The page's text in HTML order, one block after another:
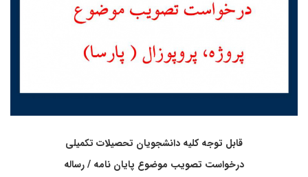
قابل توجه کلیه دانشجویان تحصیلات تکمیلی
درخواست تصویب موضوع پایان نامه / رساله